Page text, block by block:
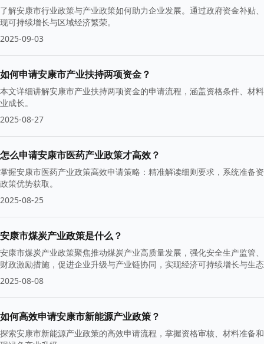
了解安康市行业政策与产业政策如何助力企业发展。通过政府资金补贴
现可持续增长与区域经济繁荣。
2025-09-03
如何申请安康市产业扶持两项资金？
本文详细讲解安康市产业扶持两项资金的申请流程，涵盖资格条件、材
业成长。
2025-08-27
怎么申请安康市医药产业政策才高效？
掌握安康市医药产业政策高效申请策略：精准解读细则要求，系统准备
政策优势获取。
2025-08-25
安康市煤炭产业政策是什么？
安康市煤炭产业政策聚焦推动煤炭产业高质量发展，强化安全生产监管
财政激励措施，促进企业升级与产业链协同，实现经济可持续增长与生
2025-08-08
如何高效申请安康市新能源产业政策？
探索安康市新能源产业政策的高效申请流程，掌握资格审核、材料准备